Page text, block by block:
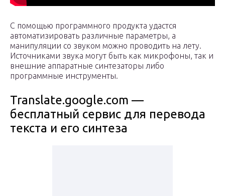
С помощью программного продукта удастся
автоматизировать различные параметры, а
манипуляции со звуком можно проводить на лету.
Источниками звука могут быть как микрофоны, так и
внешние аппаратные синтезаторы либо
программные инструменты.
Translate.google.com —
бесплатный сервис для перевода
текста и его синтеза